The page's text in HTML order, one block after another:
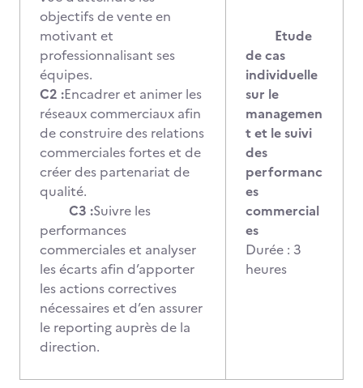
objectifs de vente en
motivant et
professionnalisant ses
équipes.
C2 :Encadrer et animer les
réseaux commerciaux afin
de construire des relations
commerciales fortes et de
créer des partenariat de
qualité.
C3 :Suivre les
performances
commerciales et analyser
les écarts afin d’apporter
les actions correctives
nécessaires et d’en assurer
le reporting auprès de la
direction.
Etude
de cas
individuelle
sur le
managemen
t et le suivi
des
performanc
es
commercial
es
Durée : 3
heures